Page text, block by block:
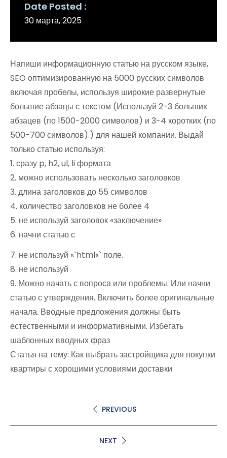
Date Posted
30 марта, 2025
Напиши информационную статью на русском языке,
SEO оптимизированную на 5000 русских символов
включая пробелы, используя широкие развернутые
большие абзацы с текстом (Используй 2-3 больших
абзацев (по 1500-2000 символов) и 3-4 коротких (по
500-700 символов).) для нашей компании. Выдай
только статью используя:
1. сразу p, h2, ul, li формата
2. можно использовать несколько заголовков
3. длина заголовков до 55 символов
4. количество заголовков не более 4
5. не используй заголовок «заключение»
6. начни статью с
7. не используй «`html«` поле.
8. не используй
9. Можно начать с вопроса или проблемы. Или начни
статью с утверждения. Включить более оригинальные
начала. Вводные предложения должны быть
естественными и информативными. Избегать
шаблонных вводных фраз
Статья на тему: Как выбрать застройщика для покупки
квартиры с хорошими условиями доставки
PREVIOUS
NEXT